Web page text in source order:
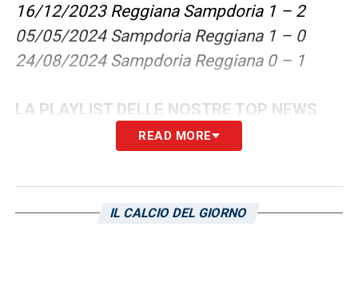
16/12/2023 Reggiana Sampdoria 1 – 2
05/05/2024 Sampdoria Reggiana 1 – 0
24/08/2024 Sampdoria Reggiana 0 – 1
LA PLAYLIST DELLE NOSTRE TOP NEWS
READ MORE
IL CALCIO DEL GIORNO